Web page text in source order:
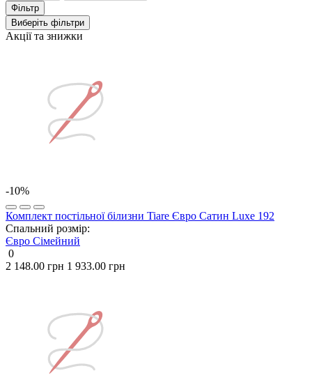
Фільтр
Виберіть фільтри
Акції та знижки
-10%
Комплект постільної білизни Tiare Євро Сатин Luxe 192
Спальний розмір:
Євро Сімейний
0
2 148.00 грн 1 933.00 грн